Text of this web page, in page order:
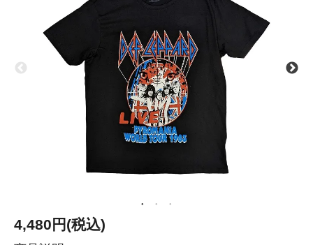
4,480円(税込)